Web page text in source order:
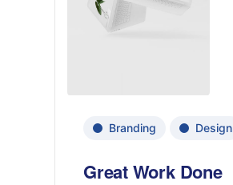
Branding Design
Great Work Done